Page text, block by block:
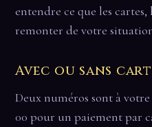
entendre ce que les
remonter de votre
Avec ou sans
Deux numéros sont à
00 pour un paiement par